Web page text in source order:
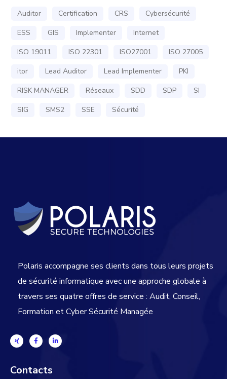
Auditor Certification CRS
Cybersécurité
ESS
GIS Implementer
Internet
ISO 19011
ISO 22301 ISO27001
ISO 27005
itor
Lead Auditor Lead Implementer
PKI
RISK MANAGER
Réseaux SDD SDP
SI
SIG
SMS2 SSE Sécurité
Polaris accompagne ses clients dans tous leurs projets
de sécurité informatique avec une approche globale à
travers ses quatre offres de service : Audit, Conseil,
Formation et Cyber Sécurité Managée
Contacts